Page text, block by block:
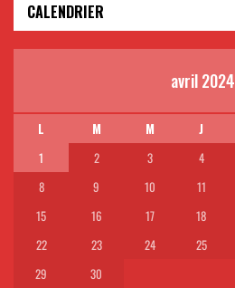
CALENDRIER
avril 2024
L M M J
1
2 3 4
8
9 10 11
15
16 17 18
22
23 24 25
29
30